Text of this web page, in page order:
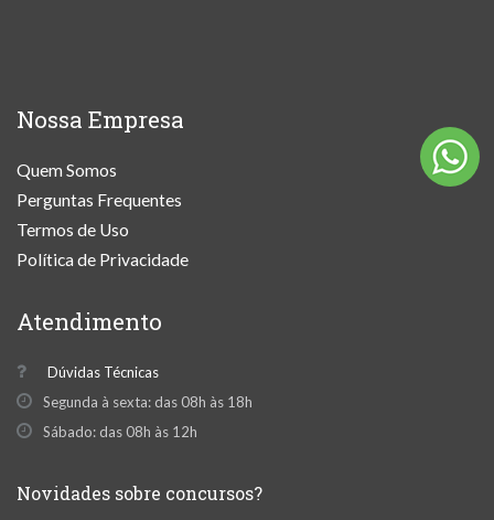
Nossa Empresa
Quem Somos
Perguntas Frequentes
Termos de Uso
Política de Privacidade
Atendimento
Dúvidas Técnicas
Segunda à sexta: das 08h às 18h
Sábado: das 08h às 12h
Novidades sobre concursos?